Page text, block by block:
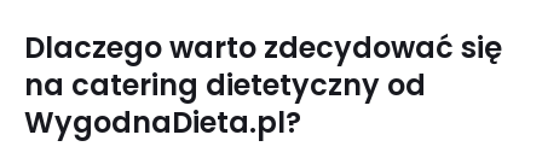
Dlaczego warto zdecydować się
na catering dietetyczny od
WygodnaDieta.pl?